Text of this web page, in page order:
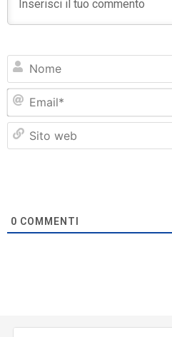
0 COMMENTI